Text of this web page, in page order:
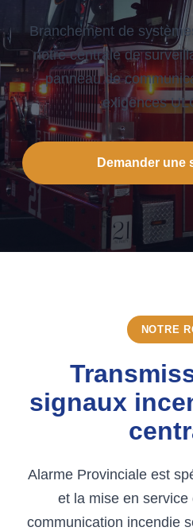
Branchement de
notre centrale de
panneau de
exigences
Demander une
NOTRE
signaux
Alarme Provinciale est
et la mise en service
communication incendie